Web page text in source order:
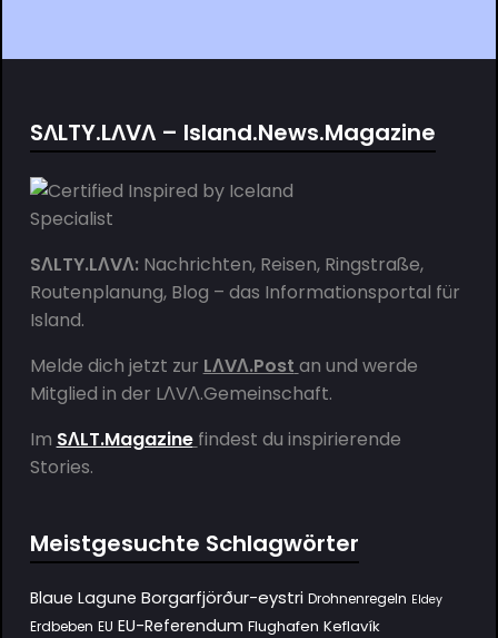
SΛLTY.LΛVΛ – Island.News.Magazine
SΛLTY.LΛVΛ:Nachrichten, Reisen, Ringstraße,
Routenplanung, Blog – das Informationsportal für
Island.
Melde dich jetzt zur LΛVΛ.Post an und werde
Mitglied in der LΛVΛ.Gemeinschaft.
Im SΛLT.Magazine findest du inspirierende
Stories.
Meistgesuchte Schlagwörter
Blaue Lagune Borgarfjörður-eystri Drohnenregeln Eldey
Erdbeben EU EU-Referendum Flughafen Keflavík